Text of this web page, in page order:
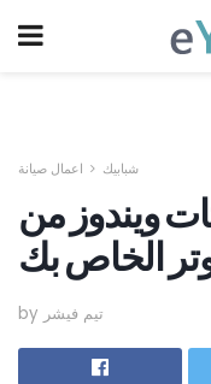
شبابيك اعمال صيانة
ويندوز من
الخاص بك
by تيم فيشر